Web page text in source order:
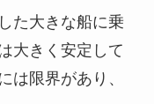
た大きな船に乗
大きく安定して
は限界があり、